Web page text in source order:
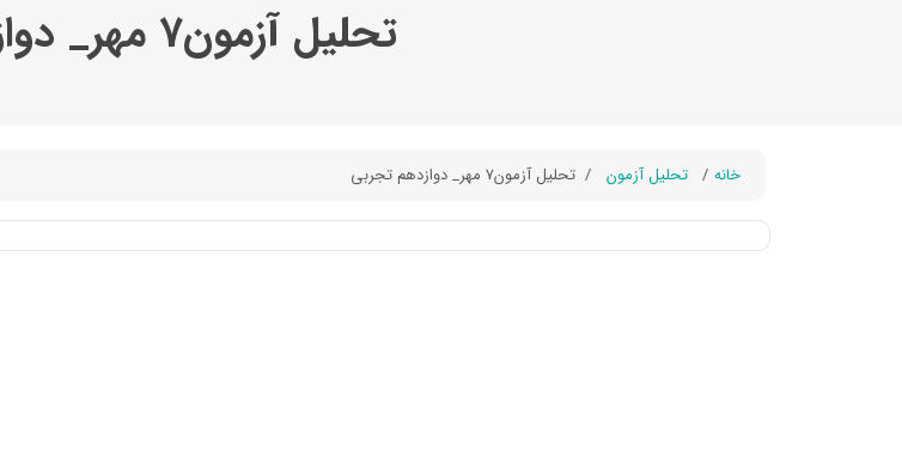
تحلیل آزمون7 مهر_ دوازدهم تجربی
خانه تحلیل آزمون تحلیل آزمون7 مهر_ دوازدهم تجربی